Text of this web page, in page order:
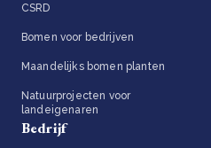
CSRD
Bomen voor bedrijven
Maandelijks bomen planten
Natuurprojecten voor
landeigenaren
Bedrijf